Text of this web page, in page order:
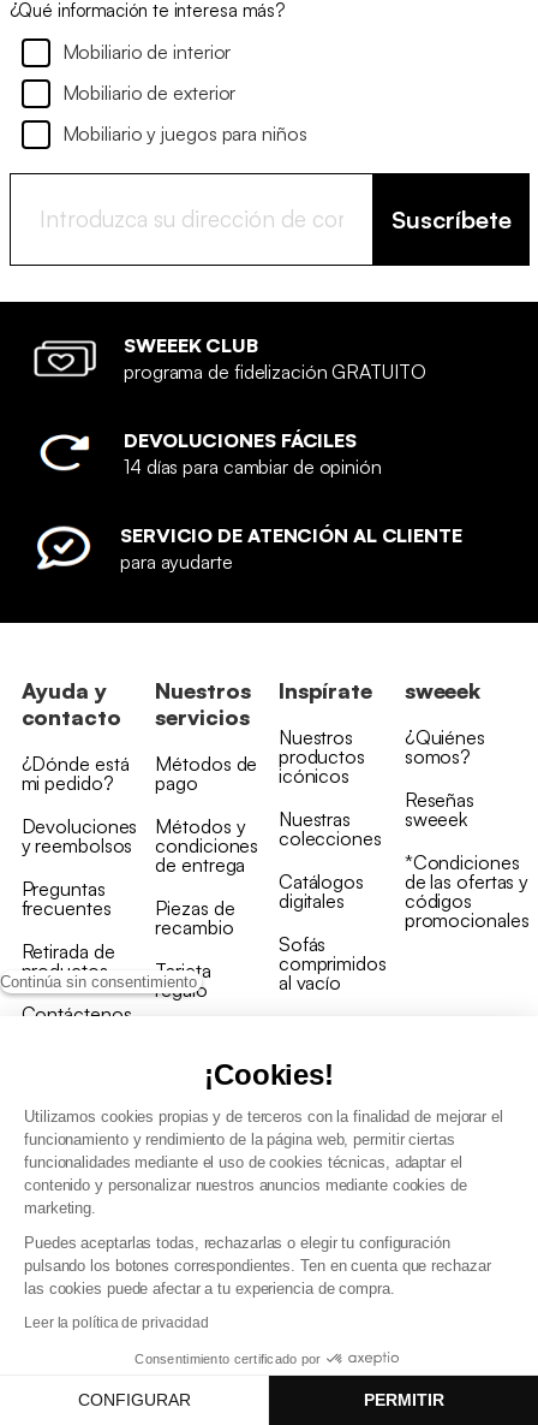
Continúa sin consentimiento
¡Cookies!
Utilizamos cookies propias y de terceros con la finalidad de mejorar el
funcionamiento y rendimiento de la página web, permitir ciertas
funcionalidades mediante el uso de cookies técnicas, adaptar el
contenido y personalizar nuestros anuncios mediante cookies de
marketing.
Puedes aceptarlas todas, rechazarlas o elegir tu configuración
pulsando los botones correspondientes. Ten en cuenta que rechazar
las cookies puede afectar a tu experiencia de compra.
Leer la política de privacidad
Consentimiento certificado por
CONFIGURAR PERMITIR
¿Qué información te interesa más?
Mobiliario de interior
Mobiliario de exterior
Mobiliario y juegos para niños
Suscríbete
SWEEEK CLUB
programa de fidelización GRATUITO
DEVOLUCIONES FÁCILES
14 días para cambiar de opinión
SERVICIO DE ATENCIÓN AL CLIENTE
para ayudarte
Ayuda y
contacto
¿Dónde está
mi pedido?
Devoluciones
y reembolsos
Preguntas
frecuentes
Retirada de
productos
Contáctenos
Nuestros
servicios
Métodos de
pago
Métodos y
condiciones
de entrega
Piezas de
recambio
Tarjeta
regalo
Inspírate
Nuestros
productos
icónicos
Nuestras
colecciones
Catálogos
digitales
Sofás
comprimidos
al vacío
sweeek
¿Quiénes
somos?
Reseñas
sweeek
*Condiciones
de las ofertas y
códigos
promocionales
Política de gestión de datos personales y cookies
Condiciones generales de Venta Profesional
Declaración de accesibilidad